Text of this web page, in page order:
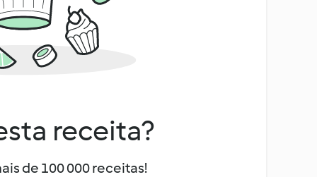
receita?
de 100 000 receitas!